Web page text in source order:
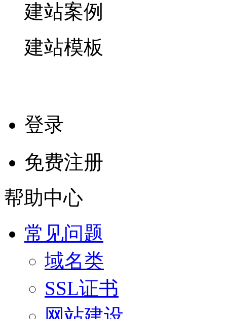
建站案例
建站模板
登录
免费注册
帮助中心
常见问题
域名类
SSL证书